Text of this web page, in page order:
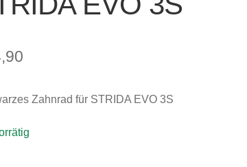
Zahnrad für STRIDA EVO 3S